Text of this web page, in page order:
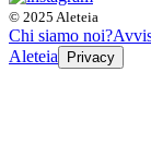
© 2025 Aleteia
Chi siamo noi?
Aleteia
Privacy